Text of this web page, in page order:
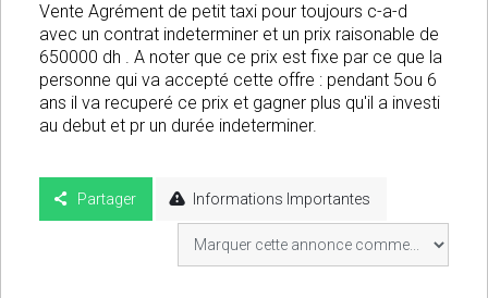
Vente Agrément de petit taxi pour toujours c-a-d
avec un contrat indeterminer et un prix raisonable de
650000 dh . A noter que ce prix est fixe par ce que la
personne qui va accepté cette offre : pendant 5ou 6
ans il va recuperé ce prix et gagner plus qu'il a investi
au debut et pr un durée indeterminer.
Partager Informations Importantes